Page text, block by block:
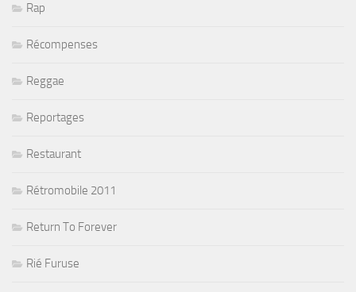
Rap
Récompenses
Reggae
Reportages
Restaurant
Rétromobile 2011
Return To Forever
Rié Furuse